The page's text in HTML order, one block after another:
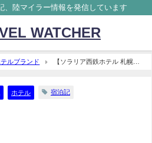
、陸マイラー情報を発信しています
WATCHER
ルブランド
【ソラリア西鉄ホテル 札幌】
ホテル 宿泊記